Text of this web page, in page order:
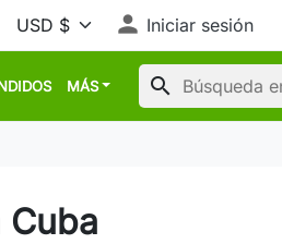
 Iniciar sesión
MÁS search